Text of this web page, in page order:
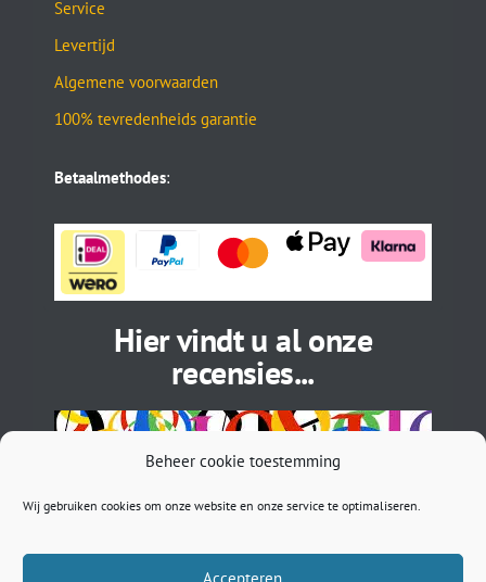
Beheer cookie toestemming
Wij gebruiken cookies om onze website en onze service te optimaliseren.
Accepteren
Service
Levertijd
Algemene voorwaarden
100% tevredenheids garantie
Betaalmethodes:
Hier vindt u al onze
recensies...